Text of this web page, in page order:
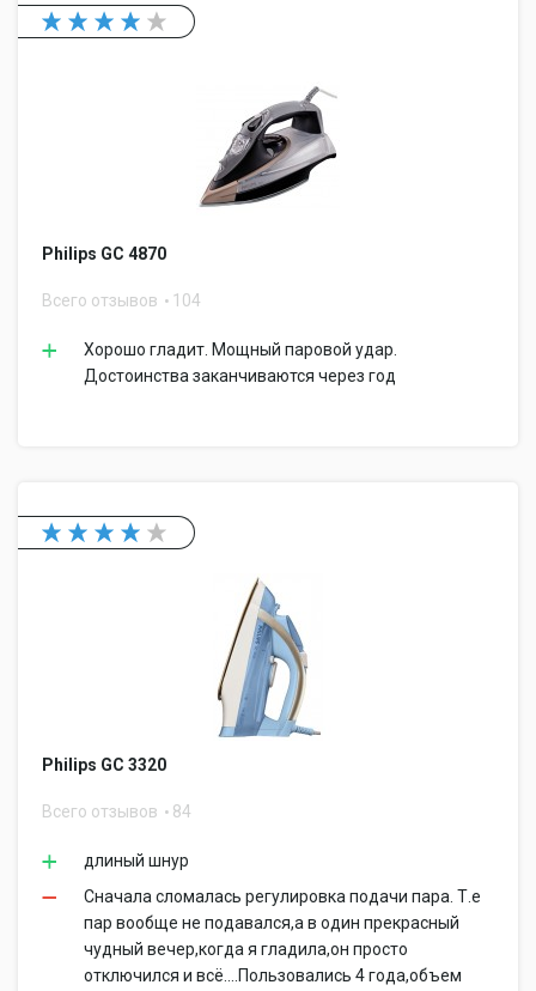
Philips GC 4870
Всего отзывов 104
Хорошо гладит. Мощный паровой удар.
Достоинства заканчиваются через год
Philips GC 3320
Всего отзывов 84
длиный шнур
Сначала сломалась регулировка подачи пара. Т.е
пар вообще не подавался,а в один прекрасный
чудный вечер,когда я гладила,он просто
отключился и всё....Пользовались 4 года,объем